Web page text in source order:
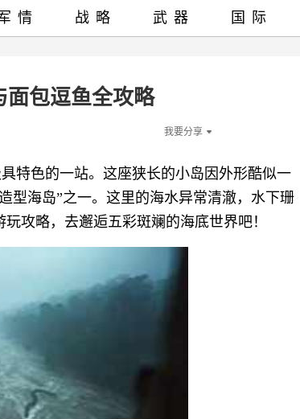
面包逗鱼全攻略
我要分享
特色的一站。这座狭长的小岛因外形酷似一
型海岛”之一。这里的海水异常清澈，水下珊
攻略，去邂逅五彩斑斓的海底世界吧！
情 战略 武器 国际